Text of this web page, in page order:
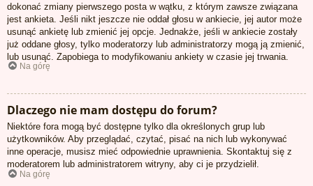
dokonać zmiany pierwszego posta w wątku, z którym zawsze związana
jest ankieta. Jeśli nikt jeszcze nie oddał głosu w ankiecie, jej autor może
usunąć ankietę lub zmienić jej opcje. Jednakże, jeśli w ankiecie zostały
już oddane głosy, tylko moderatorzy lub administratorzy mogą ją zmienić,
lub usunąć. Zapobiega to modyfikowaniu ankiety w czasie jej trwania.
Na górę
Dlaczego nie mam dostępu do forum?
Niektóre fora mogą być dostępne tylko dla określonych grup lub
użytkowników. Aby przeglądać, czytać, pisać na nich lub wykonywać
inne operacje, musisz mieć odpowiednie uprawnienia. Skontaktuj się z
moderatorem lub administratorem witryny, aby ci je przydzielił.
Na górę